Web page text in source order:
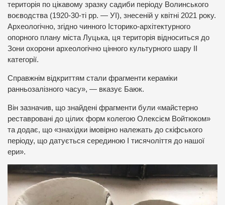
територія по цікавому зразку садиби періоду Волинського
воєводства (1920-30-ті рр. — УІ), знесеній у квітні 2021 року.
Археологічно, згідно чинного Історико-архітектурного
опорного плану міста Луцька, ця територія відноситься до
Зони охорони археологічно цінного культурного шару ІІ
категорії.
Справжнім відкриттям стали фрагменти кераміки
ранньозалізного часу», — вказує Баюк.
Він зазначив, що знайдені фрагменти були «майстерно
реставровані до цілих форм колегою Олексієм Войтюком»
та додає, що «знахідки імовірно належать до скіфського
періоду, що датується серединою І тисячоліття до нашої
ери».